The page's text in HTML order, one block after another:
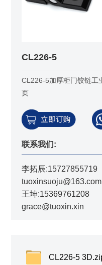
CL226-5
CL226-5加厚柜门铰链工
页
联系我们:
李拓辰:15727855719
tuoxinsuoju@163.com
王坤:15369761208
grace@tuoxin.xin
CL226-5